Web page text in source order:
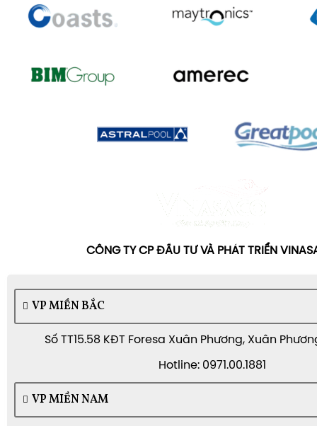
CÔNG TY CP ĐẦU TƯ VÀ PHÁT TRIỂN
VP MIỀN BẮC
Số TT15.58 KĐT Foresa Xuân Phương, Xuân
Hotline: 0971.00.1881
VP MIỀN NAM